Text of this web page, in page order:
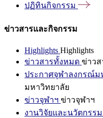
ปฏิทินกิจกรรม
ข่าวสารและกิจกรรม
Highlights Highlights
ข่าวสารทั้งหมด ข่าว
ประกาศจุฬาลงกรณ์ม
มหาวิทยาลัย
ข่าวจุฬาฯ ข่าวจุฬาฯ
งานวิจัยและนวัตกรรม